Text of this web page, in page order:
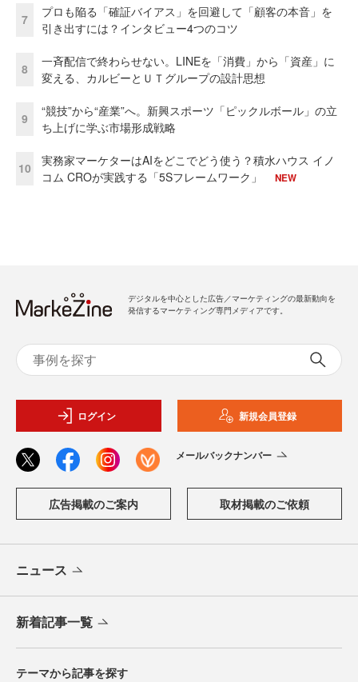
7
プロも陥る「確証バイアス」を回避して「顧客の本音」を
引き出すには？インタビュー4つのコツ
8
一斉配信で終わらせない。LINEを「消費」から「資産」に
変える、カルビーとＵＴグループの設計思想
9
“競技”から“産業”へ。新興スポーツ「ピックルボール」の立
ち上げに学ぶ市場形成戦略
10
実務家マーケターはAIをどこでどう使う？積水ハウス イノ
コム CROが実践する「5Sフレームワーク」
NEW
デジタルを中心とした広告／マーケティングの最新動向を
発信するマーケティング専門メディアです。
ログイン 新規会員登録
メールバックナンバー
広告掲載のご案内 取材掲載のご依頼
ニュース
新着記事一覧
テーマから記事を探す